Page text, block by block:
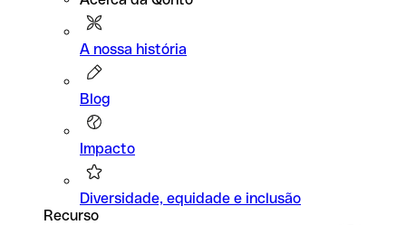
A nossa história
Blog
Impacto
Diversidade, equidade e inclusão
Recurso